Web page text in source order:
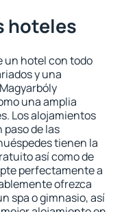
hoteles
un hotel con todo
y una
una amplia
Los alojamientos
de las
tienen la
así como de
perfectamente a
ofrezca
spa o gimnasio, así